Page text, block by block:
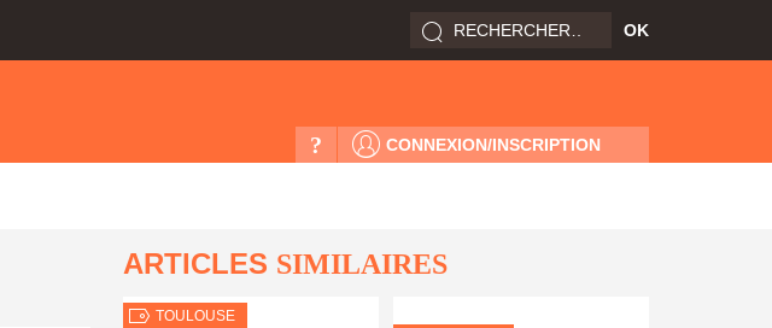
CONNEXION/INSCRIPTION
?
ARTICLES SIMILAIRES
TOULOUSE